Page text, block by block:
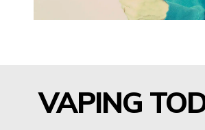
VAPING